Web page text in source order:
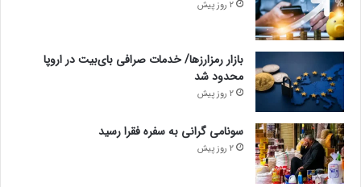
2 روز پیش
بازار رمزارزها/ خدمات صرافی بای‌بیت در اروپا
محدود شد
2 روز پیش
سونامی گرانی به سفره فقرا رسید
2 روز پیش